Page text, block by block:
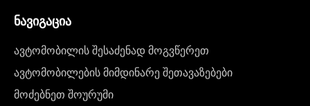
ნავიგაცია
ავტომობილის შესაძენად მოგვწერეთ
ავტომობილების მიმდინარე შეთავაზებები
მოძებნეთ შოურუმი